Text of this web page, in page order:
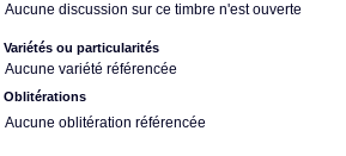
Aucune discussion sur ce timbre n'est ouverte
Variétés ou particularités
Aucune variété référencée
Oblitérations
Aucune oblitération référencée